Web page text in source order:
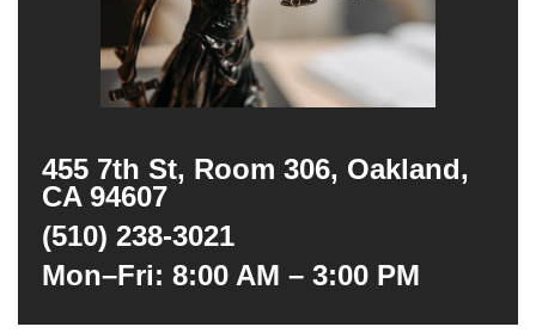
455 7th St, Room 306, Oakland,
CA 94607
(510) 238-3021
Mon–Fri: 8:00 AM – 3:00 PM